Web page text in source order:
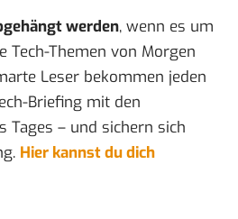
werden, wenn es um
Tech-Themen von Morgen
Leser bekommen jeden
Briefing mit den
Tages – und sichern sich
Hier kannst du dich